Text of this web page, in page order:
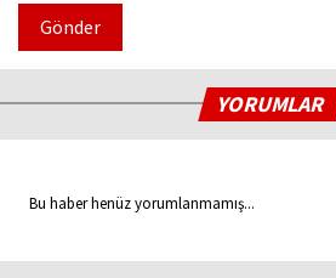
Gönder
YORUMLAR
Bu haber henüz yorumlanmamış...